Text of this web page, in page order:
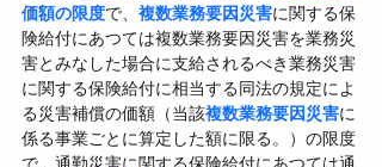
価額の限度で、 複数業務要因災害に関する保
険給付にあつては複数業務要因災害を業務災
害とみなした場合に支給されるべき業務災害
に関する保険給付に相当する同法の規定によ
る災害補償の価額（当該複数業務要因災害に
係る事業ごとに算定した額に限る。）の限度